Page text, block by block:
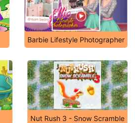
Barbie Lifestyle Photographer
Nut Rush 3 - Snow Scramble